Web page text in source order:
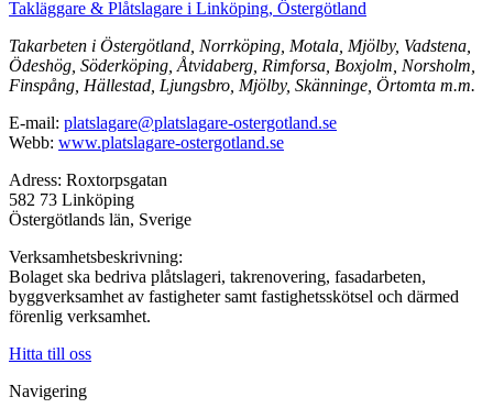
Takläggare & Plåtslagare i Linköping, Östergötland
Takarbeten i Östergötland, Norrköping, Motala, Mjölby, Vadstena,
Ödeshög, Söderköping, Åtvidaberg, Rimforsa, Boxjolm, Norsholm,
Finspång, Hällestad, Ljungsbro, Mjölby, Skänninge, Örtomta m.m.
E-mail: platslagare@platslagare-ostergotland.se
Webb: www.platslagare-ostergotland.se
Adress: Roxtorpsgatan
582 73 Linköping
Östergötlands län, Sverige
Verksamhetsbeskrivning:
Bolaget ska bedriva plåtslageri, takrenovering, fasadarbeten,
byggverksamhet av fastigheter samt fastighetsskötsel och därmed
förenlig verksamhet.
Hitta till oss
Navigering